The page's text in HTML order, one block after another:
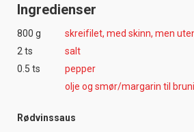
Ingredienser
800 g
skreifilet, med skinn, men
2 ts
salt
0.5 ts
pepper
olje og smør/margarin til
Rødvinssaus